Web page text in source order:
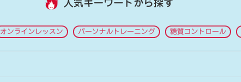
オンラインレッスン パーソナルトレーニング 糖質コントロール